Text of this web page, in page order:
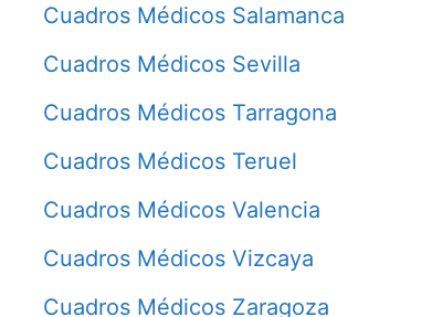
Cuadros Médicos Salamanca
Cuadros Médicos Sevilla
Cuadros Médicos Tarragona
Cuadros Médicos Teruel
Cuadros Médicos Valencia
Cuadros Médicos Vizcaya
Cuadros Médicos Zaragoza